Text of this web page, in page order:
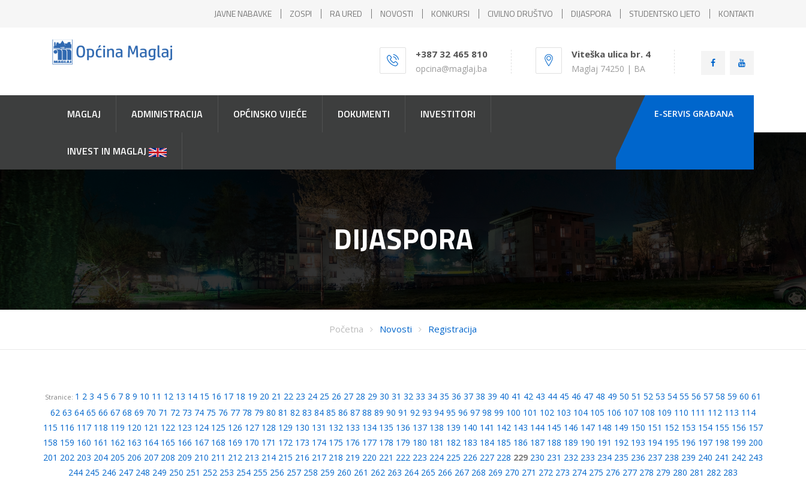
JAVNE NABAVKE ZOSPI RA URED NOVOSTI KONKURSI CIVILNO DRUŠTVO DIJASPORA STUDENTSKO LJETO KONTAKTI
+387 32 465 810
opcina@maglaj.ba
Viteška ulica br. 4
Maglaj 74250 | BA
MAGLAJ ADMINISTRACIJA OPĆINSKO VIJEĆE DOKUMENTI INVESTITORI
INVEST IN MAGLAJ
E-SERVIS GRAÐANA
DIJASPORA
Početna Novosti Registracija
Stranice: 1 2 3 4 5 6 7 8 9 10 11 12 13 14 15 16 17 18 19 20 21 22 23 24 25 26 27 28 29 30 31 32 33 34 35 36 37 38 39 40 41 42 43 44 45 46 47 48 49 50 51 52 53 54 55 56 57 58 59 60 61
62 63 64 65 66 67 68 69 70 71 72 73 74 75 76 77 78 79 80 81 82 83 84 85 86 87 88 89 90 91 92 93 94 95 96 97 98 99 100 101 102 103 104 105 106 107 108 109 110 111 112 113 114
115 116 117 118 119 120 121 122 123 124 125 126 127 128 129 130 131 132 133 134 135 136 137 138 139 140 141 142 143 144 145 146 147 148 149 150 151 152 153 154 155 156 157
158 159 160 161 162 163 164 165 166 167 168 169 170 171 172 173 174 175 176 177 178 179 180 181 182 183 184 185 186 187 188 189 190 191 192 193 194 195 196 197 198 199 200
201 202 203 204 205 206 207 208 209 210 211 212 213 214 215 216 217 218 219 220 221 222 223 224 225 226 227 228 229 230 231 232 233 234 235 236 237 238 239 240 241 242 243
244 245 246 247 248 249 250 251 252 253 254 255 256 257 258 259 260 261 262 263 264 265 266 267 268 269 270 271 272 273 274 275 276 277 278 279 280 281 282 283